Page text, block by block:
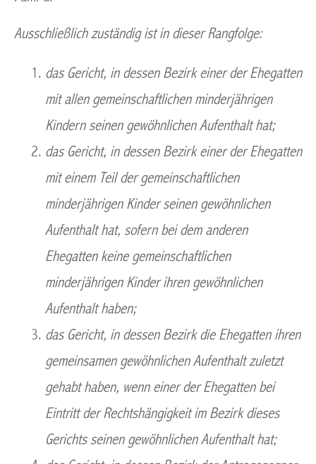
Ausschließlich zuständig ist in dieser Rangfolge:
das Gericht, in dessen Bezirk einer der Ehegatten
mit allen gemeinschaftlichen minderjährigen
Kindern seinen gewöhnlichen Aufenthalt hat;
das Gericht, in dessen Bezirk einer der Ehegatten
mit einem Teil der gemeinschaftlichen
minderjährigen Kinder seinen gewöhnlichen
Aufenthalt hat, sofern bei dem anderen
Ehegatten keine gemeinschaftlichen
minderjährigen Kinder ihren gewöhnlichen
Aufenthalt haben;
das Gericht, in dessen Bezirk die Ehegatten ihren
gemeinsamen gewöhnlichen Aufenthalt zuletzt
gehabt haben, wenn einer der Ehegatten bei
Eintritt der Rechtshängigkeit im Bezirk dieses
Gerichts seinen gewöhnlichen Aufenthalt hat;